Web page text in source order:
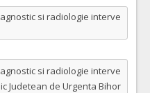
si radiologie interve
si radiologie interve
Judetean de Urgenta Bihor